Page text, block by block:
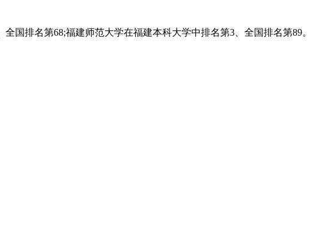
国排名第68;福建师范大学在福建本科大学中排名第3、全国排名第89。